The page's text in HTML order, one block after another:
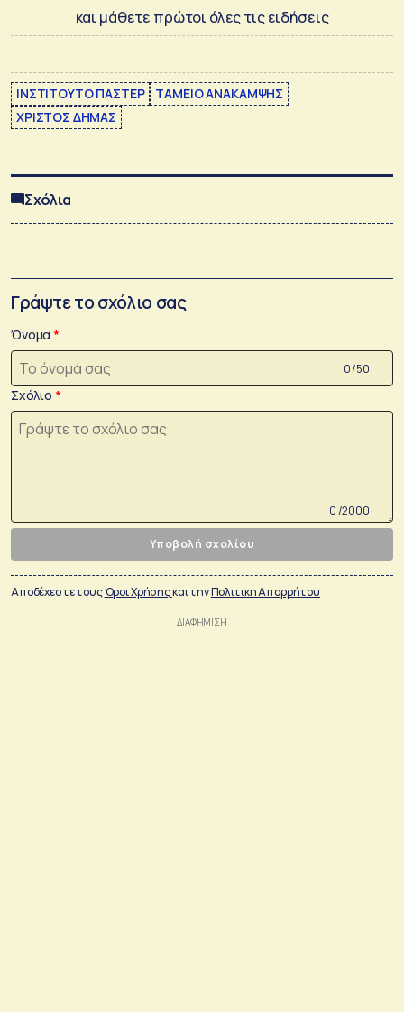
και μάθετε πρώτοι όλες τις ειδήσεις
ΙΝΣΤΙΤΟΥΤΟ ΠΑΣΤΕΡ
ΤΑΜΕΙΟ ΑΝΑΚΑΜΨΗΣ
ΧΡΙΣΤΟΣ ΔΗΜΑΣ
Σχόλια
Γράψτε το σχόλιο σας
Όνομα
0 /50
Σχόλιο
0 /2000
Υποβολή σχολίου
Αποδέχεστε τουςΌροι Χρήσηςκαι τηνΠολιτικη Απορρήτου